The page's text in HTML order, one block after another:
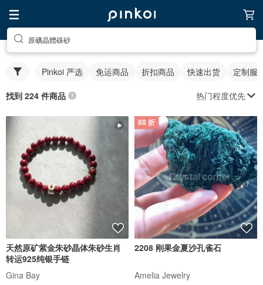
原礦晶體硃砂
Pinkoi 严选 免运商品 折扣商品 快速出货 定制服
找到 224 件商品 热门程度优先
天然原矿紫金朱砂晶体朱砂生肖
转运925纯银手链
Gina Bay
88 折
2208 刚果金夏沙孔雀石
Amelia Jewelry